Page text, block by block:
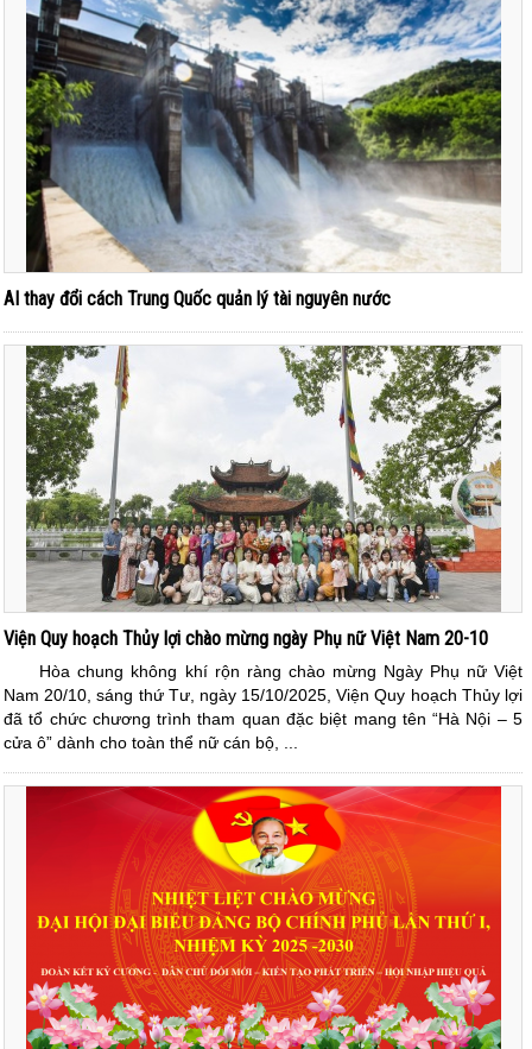
AI thay đổi cách Trung Quốc quản lý tài nguyên nước
Viện Quy hoạch Thủy lợi chào mừng ngày Phụ nữ Việt Nam 20-10
Hòa chung không khí rộn ràng chào mừng Ngày Phụ nữ Việt
Nam 20/10, sáng thứ Tư, ngày 15/10/2025, Viện Quy hoạch Thủy lợi
đã tổ chức chương trình tham quan đặc biệt mang tên “Hà Nội – 5
cửa ô” dành cho toàn thể nữ cán bộ, ...